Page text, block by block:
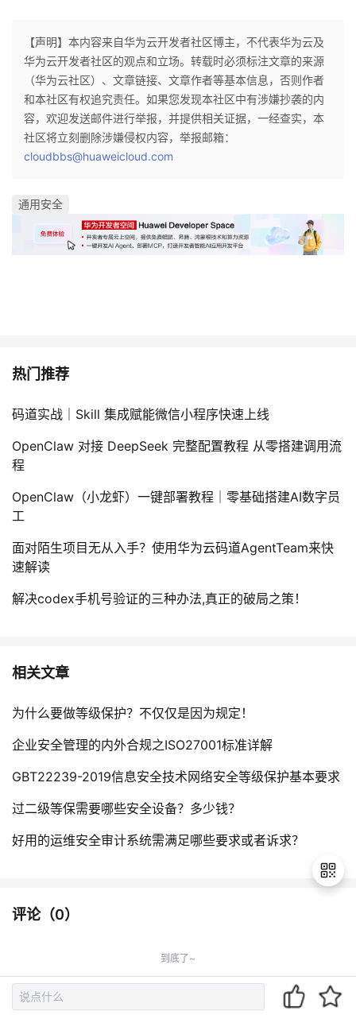
【声明】本内容来自华为云开发者社区博主，不代表华为云及
华为云开发者社区的观点和立场。转载时必须标注文章的来源
（华为云社区）、文章链接、文章作者等基本信息，否则作者
和本社区有权追究责任。如果您发现本社区中有涉嫌抄袭的内
容，欢迎发送邮件进行举报，并提供相关证据，一经查实，本
社区将立刻删除涉嫌侵权内容，举报邮箱：
cloudbbs@huaweicloud.com
通用安全
热门推荐
码道实战｜Skill 集成赋能微信小程序快速上线
OpenClaw 对接 DeepSeek 完整配置教程 从零搭建调用流
程
OpenClaw（小龙虾）一键部署教程｜零基础搭建AI数字员
工
面对陌生项目无从入手？使用华为云码道AgentTeam来快
速解读
解决codex手机号验证的三种办法,真正的破局之策！
相关文章
为什么要做等级保护？不仅仅是因为规定！
企业安全管理的内外合规之ISO27001标准详解
GBT22239-2019信息安全技术网络安全等级保护基本要求
过二级等保需要哪些安全设备？多少钱？
好用的运维安全审计系统需满足哪些要求或者诉求？
评论（0）
到底了~